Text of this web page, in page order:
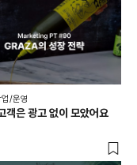
/운영
객은 광고 없이 모았어요